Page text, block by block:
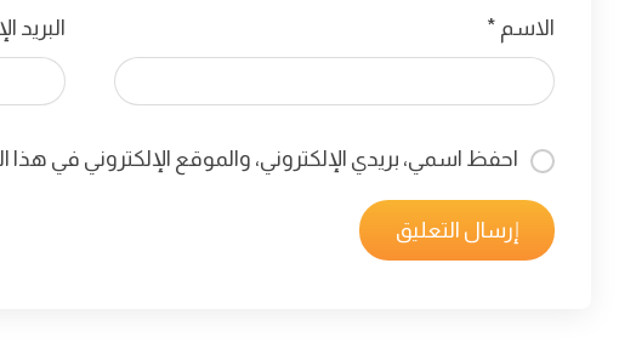
الاسم * البريد
احفظ اسمي، بريدي الإلكتروني، والموقع الإلكتروني في